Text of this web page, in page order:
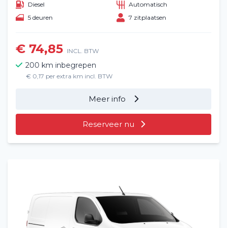
Diesel
Automatisch
5 deuren
7 zitplaatsen
€ 74,85 INCL. BTW
200 km inbegrepen
€ 0,17 per extra km incl. BTW
Meer info
Reserveer nu